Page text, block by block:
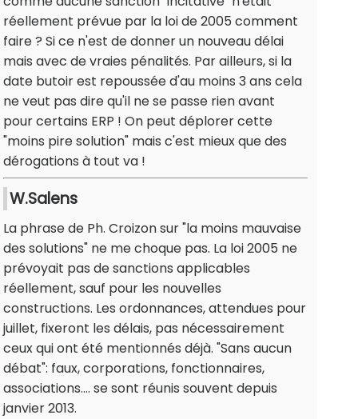
réellement prévue par la loi de 2005 comment
faire ? Si ce n'est de donner un nouveau délai
mais avec de vraies pénalités. Par ailleurs, si la
date butoir est repoussée d'au moins 3 ans cela
ne veut pas dire qu'il ne se passe rien avant
pour certains ERP ! On peut déplorer cette
"moins pire solution" mais c'est mieux que des
dérogations à tout va !
W.Salens
La phrase de Ph. Croizon sur "la moins mauvaise
des solutions" ne me choque pas. La loi 2005 ne
prévoyait pas de sanctions applicables
réellement, sauf pour les nouvelles
constructions. Les ordonnances, attendues pour
juillet, fixeront les délais, pas nécessairement
ceux qui ont été mentionnés déjà. "Sans aucun
débat": faux, corporations, fonctionnaires,
associations.... se sont réunis souvent depuis
janvier 2013.